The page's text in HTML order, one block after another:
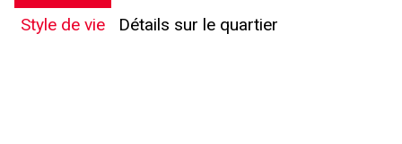
Style de vie Détails sur le quartier